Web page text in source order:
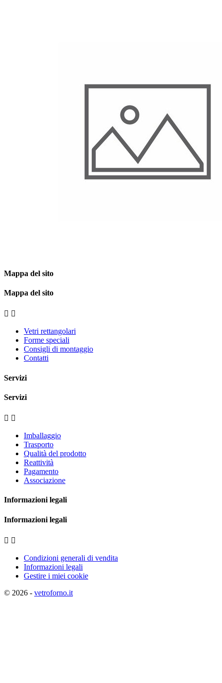
Mappa del sito
Mappa del sito
 
Vetri rettangolari
Forme speciali
Consigli di montaggio
Contatti
Servizi
Servizi
 
Imballaggio
Trasporto
Qualità del prodotto
Reattività
Pagamento
Associazione
Informazioni legali
Informazioni legali
 
Condizioni generali di vendita
Informazioni legali
Gestire i miei cookie
© 2026 - vetroforno.it